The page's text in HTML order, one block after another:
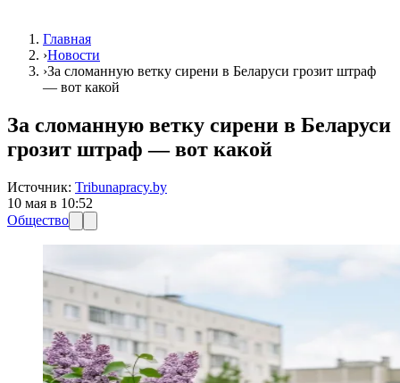
Главная
›Новости
›За сломанную ветку сирени в Беларуси грозит штраф
— вот какой
За сломанную ветку сирени в Беларуси
грозит штраф — вот какой
Источник: Tribunapracy.by
10 мая в 10:52
Общество